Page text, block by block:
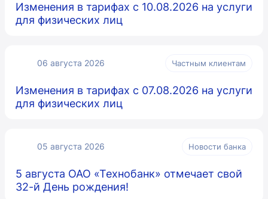
Изменения в тарифах с 10.08.2026 на услуги
для физических лиц
06 августа 2026 Частным клиентам
Изменения в тарифах с 07.08.2026 на услуги
для физических лиц
05 августа 2026 Новости банка
5 августа ОАО «Технобанк» отмечает свой
32-й День рождения!